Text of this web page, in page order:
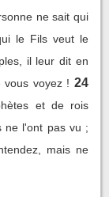
ne sait qui
le Fils veut le
il leur dit en
vous voyez ! 24
et de rois
ne l'ont pas vu ;
mais ne